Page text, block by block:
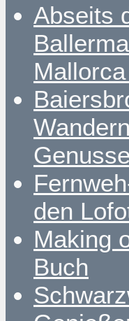
Abseits
den
Making
Buch